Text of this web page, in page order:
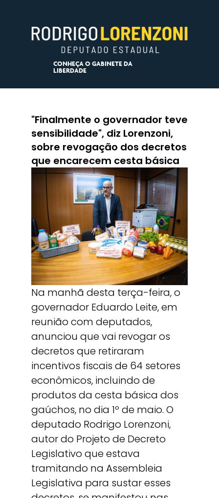
CONHEÇA O GABINETE DA
LIBERDADE
"Finalmente o governador teve
sensibilidade", diz Lorenzoni,
sobre revogação dos decretos
que encarecem cesta básica
Na manhã desta terça-feira, o
governador Eduardo Leite, em
reunião com deputados,
anunciou que vai revogar os
decretos que retiraram
incentivos fiscais de 64 setores
econômicos, incluindo de
produtos da cesta básica dos
gaúchos, no dia 1º de maio. O
deputado Rodrigo Lorenzoni,
autor do Projeto de Decreto
Legislativo que estava
tramitando na Assembleia
Legislativa para sustar esses